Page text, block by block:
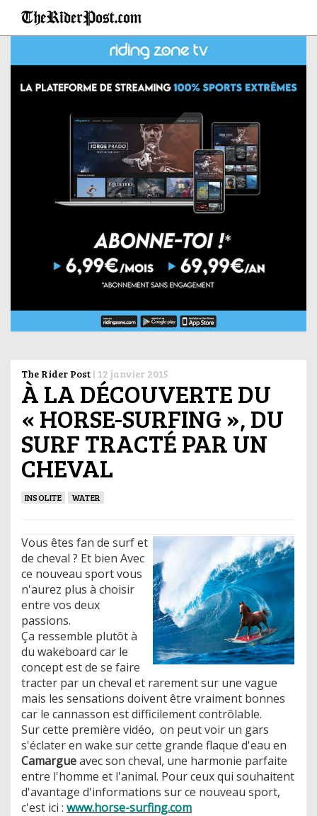
The Rider Post | 12 janvier 2015
À LA DÉCOUVERTE DU
« HORSE-SURFING », DU
SURF TRACTÉ PAR UN
CHEVAL
INSOLITE WATER
Vous êtes fan de surf et
de cheval ? Et bien Avec
ce nouveau sport vous
n'aurez plus à choisir
entre vos deux
passions.
Ça ressemble plutôt à
du wakeboard car le
concept est de se faire
tracter par un cheval et rarement sur une vague
mais les sensations doivent être vraiment bonnes
car le cannasson est difficilement contrôlable.
Sur cette première vidéo, on peut voir un gars
s'éclater en wake sur cette grande flaque d'eau en
Camargueavec son cheval, une harmonie parfaite
entre l'homme et l'animal. Pour ceux qui souhaitent
d'avantage d'informations sur ce nouveau sport,
c'est ici : www.horse-surfing.com